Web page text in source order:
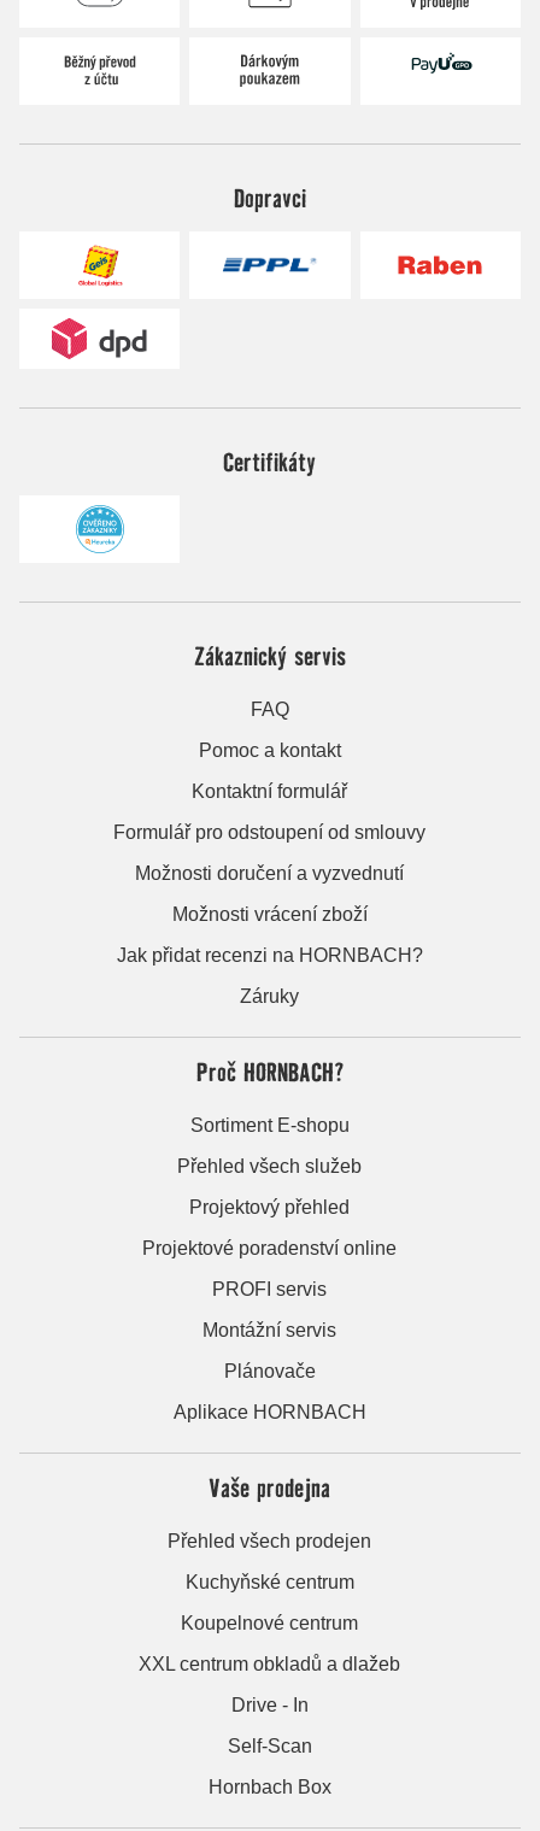
Dopravci
Certifikáty
Zákaznický servis
FAQ
Pomoc a kontakt
Kontaktní formulář
Formulář pro odstoupení od smlouvy
Možnosti doručení a vyzvednutí
Možnosti vrácení zboží
Jak přidat recenzi na HORNBACH?
Záruky
Proč HORNBACH?
Sortiment E-shopu
Přehled všech služeb
Projektový přehled
Projektové poradenství online
PROFI servis
Montážní servis
Plánovače
Aplikace HORNBACH
Vaše prodejna
Přehled všech prodejen
Kuchyňské centrum
Koupelnové centrum
XXL centrum obkladů a dlažeb
Drive - In
Self-Scan
Hornbach Box